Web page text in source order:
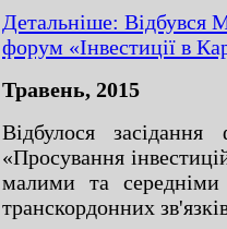
Детальніше: Відбувся
форум «Інвестиції в
Травень, 2015
Відбулося
«Просування
малими та середніми
транскордонних